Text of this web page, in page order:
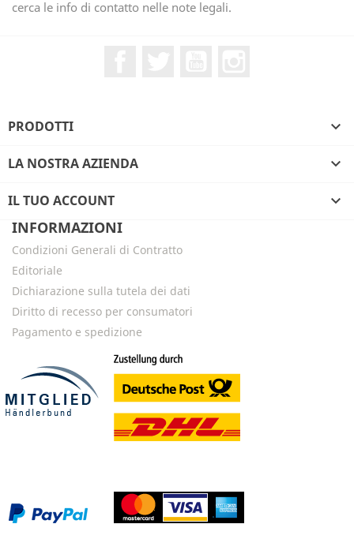
cerca le info di contatto nelle note legali.
PRODOTTI 
LA NOSTRA AZIENDA 
IL TUO ACCOUNT

INFORMAZIONI
Condizioni Generali di Contratto
Editoriale
Dichiarazione sulla tutela dei dati
Diritto di recesso per consumatori
Pagamento e spedizione